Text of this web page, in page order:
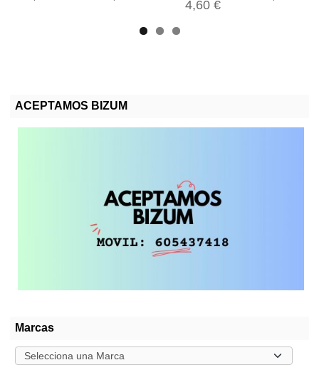
ACEPTAMOS BIZUM
Marcas
4,60 €